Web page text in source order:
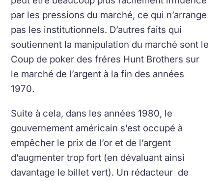
par les pressions du marché, ce qui n’arrange
pas les institutionnels. D’autres faits qui
soutiennent la manipulation du marché sont le
Coup de poker des fréres Hunt Brothers sur
le marché de l’argent à la fin des années
1970.
Suite à cela, dans les années 1980, le
gouvernement américain s’est occupé à
empêcher le prix de l’or et de l’argent
d’augmenter trop fort (en dévaluant ainsi
davantage le billet vert). Un rédacteur de